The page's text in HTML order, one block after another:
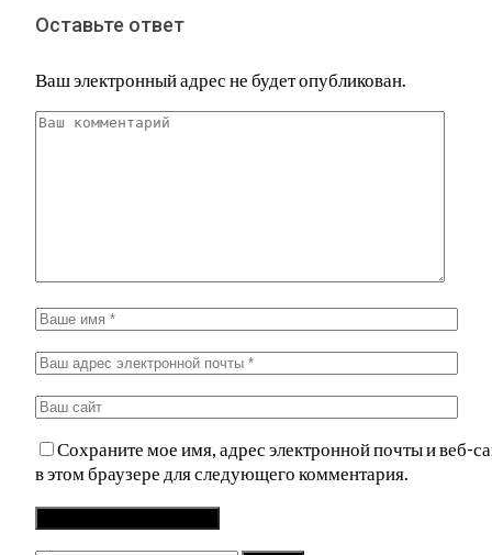
Оставьте ответ
Ваш электронный адрес не будет опубликован.
Сохраните мое имя, адрес электронной почты и веб-
в этом браузере для следующего комментария.